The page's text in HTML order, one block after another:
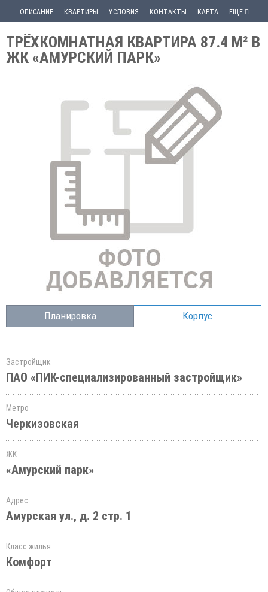
ОПИСАНИЕ КВАРТИРЫ УСЛОВИЯ КОНТАКТЫ КАРТА ЕЩЕ
ТРЁХКОМНАТНАЯ КВАРТИРА 87.4 М² В
ЖК «АМУРСКИЙ ПАРК»
Планировка Корпус
Застройщик
ПАО «ПИК-специализированный застройщик»
Метро
Черкизовская
ЖК
«Амурский парк»
Адрес
Амурская ул., д. 2 стр. 1
Класс жилья
Комфорт